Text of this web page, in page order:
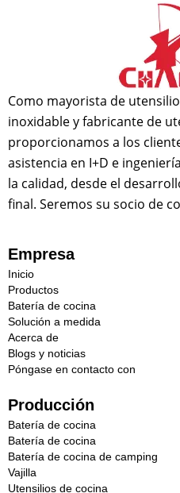
Como mayorista de
inoxidable y fabricante de
proporcionamos a los
asistencia en I+D e
la calidad, desde el
final. Seremos su socio de
Empresa
Inicio
Productos
Batería de cocina
Solución a medida
Acerca de
Blogs y noticias
Póngase en contacto con
Producción
Batería de cocina
Batería de cocina
Batería de cocina de camping
Vajilla
Utensilios de cocina